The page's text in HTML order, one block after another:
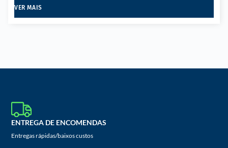
VER MAIS
ENTREGA DE ENCOMENDAS
Entregas rápidas/baixos custos